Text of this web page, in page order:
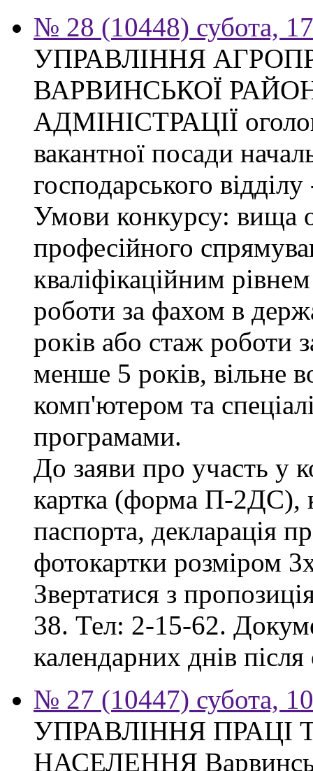
№ 28 (10448) субота,
УПРАВЛІННЯ
ВАРВИНСЬКОЇ
АДМІНІСТРАЦІЇ
вакантної посади
господарського
Умови конкурсу: вища
професійного
кваліфікаційним
роботи за фахом в
років або стаж роботи
менше 5 років, вільне
комп'ютером та
програмами.
До заяви про участь у
картка (форма П-2ДС),
паспорта, декларація
фотокартки розміром
Звертатися з
38. Тел: 2-15-62.
календарних днів
№ 27 (10447) субота,
УПРАВЛІННЯ ПРАЦІ
НАСЕЛЕННЯ